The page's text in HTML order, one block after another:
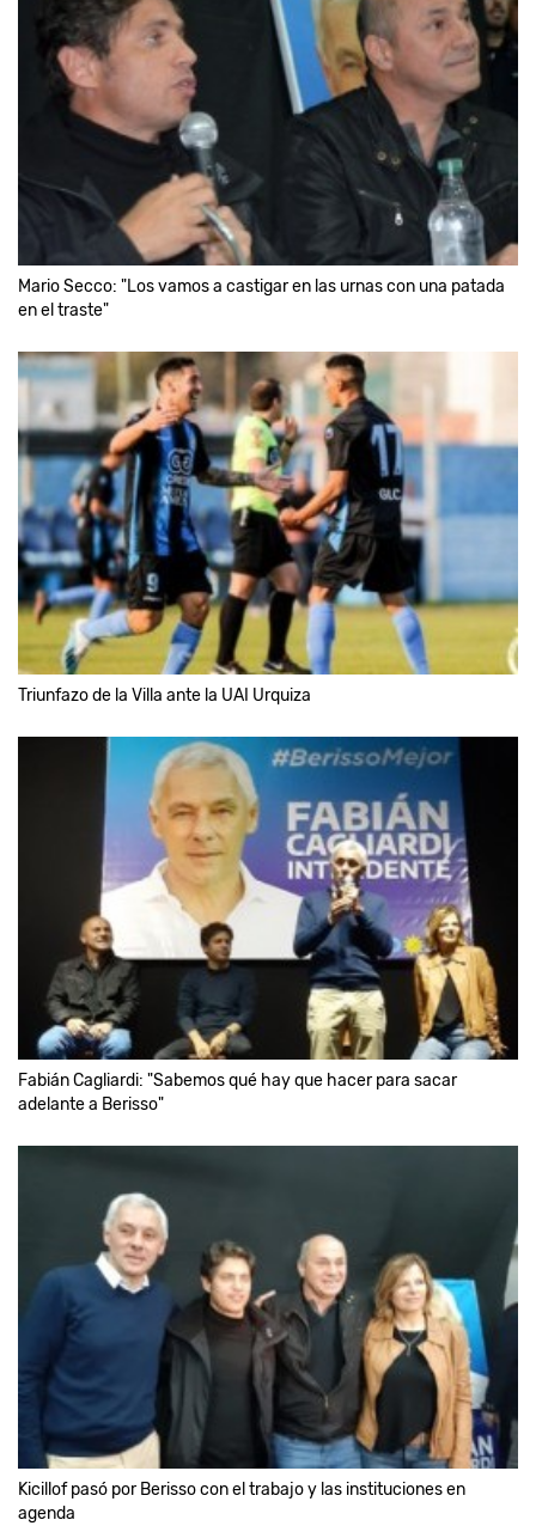
Mario Secco: "Los vamos a castigar en las urnas con una patada
en el traste"
Triunfazo de la Villa ante la UAI Urquiza
Fabián Cagliardi: "Sabemos qué hay que hacer para sacar
adelante a Berisso"
Kicillof pasó por Berisso con el trabajo y las instituciones en
agenda